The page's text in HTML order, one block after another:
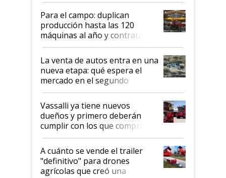
Para el campo: duplican
producción hasta las 120
máquinas al año y contratan
especialistas de la industria
automotriz para lograrlo
La venta de autos entra en una
nueva etapa: qué espera el
mercado en el segundo
semestre
Vassalli ya tiene nuevos
dueños y primero deberán
cumplir con los que compraron
cosechadoras y todavía no las
recibieron: quién está detrás
del rescate de la empresa
A cuánto se vende el trailer
"definitivo" para drones
agrícolas que creó una